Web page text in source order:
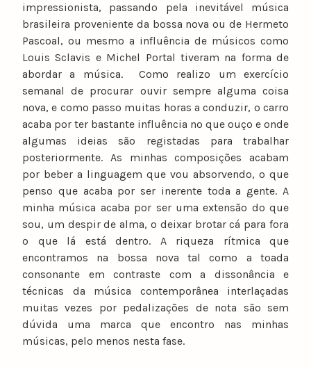
impressionista, passando pela inevitável música
brasileira proveniente da bossa nova ou de Hermeto
Pascoal, ou mesmo a influência de músicos como
Louis Sclavis e Michel Portal tiveram na forma de
abordar a música. Como realizo um exercício
semanal de procurar ouvir sempre alguma coisa
nova, e como passo muitas horas a conduzir, o carro
acaba por ter bastante influência no que ouço e onde
algumas ideias são registadas para trabalhar
posteriormente. As minhas composições acabam
por beber a linguagem que vou absorvendo, o que
penso que acaba por ser inerente toda a gente. A
minha música acaba por ser uma extensão do que
sou, um despir de alma, o deixar brotar cá para fora
o que lá está dentro. A riqueza rítmica que
encontramos na bossa nova tal como a toada
consonante em contraste com a dissonância e
técnicas da música contemporânea interlaçadas
muitas vezes por pedalizações de nota são sem
dúvida uma marca que encontro nas minhas
músicas, pelo menos nesta fase.